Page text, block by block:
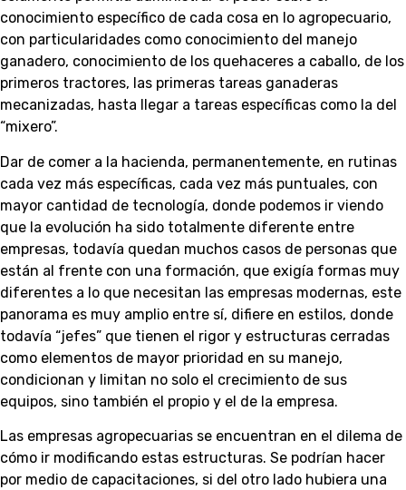
conocimiento específico de cada cosa en lo agropecuario,
con particularidades como conocimiento del manejo
ganadero, conocimiento de los quehaceres a caballo, de los
primeros tractores, las primeras tareas ganaderas
mecanizadas, hasta llegar a tareas específicas como la del
“mixero”.
Dar de comer a la hacienda, permanentemente, en rutinas
cada vez más específicas, cada vez más puntuales, con
mayor cantidad de tecnología, donde podemos ir viendo
que la evolución ha sido totalmente diferente entre
empresas, todavía quedan muchos casos de personas que
están al frente con una formación, que exigía formas muy
diferentes a lo que necesitan las empresas modernas, este
panorama es muy amplio entre sí, difiere en estilos, donde
todavía “jefes” que tienen el rigor y estructuras cerradas
como elementos de mayor prioridad en su manejo,
condicionan y limitan no solo el crecimiento de sus
equipos, sino también el propio y el de la empresa.
Las empresas agropecuarias se encuentran en el dilema de
cómo ir modificando estas estructuras. Se podrían hacer
por medio de capacitaciones, si del otro lado hubiera una